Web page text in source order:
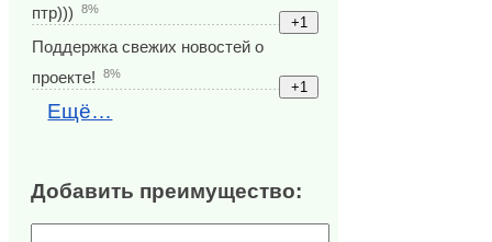
птр)))
8%
Поддержка свежих новостей о
проекте!
8%
Ещё…
Добавить преимущество: